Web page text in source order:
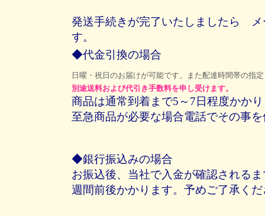
発送手続きが完了いたしましたら メ
す。
◆代金引換の場合
日曜・祝日のお届けが可能です。また配達時間帯の指
別途送料および代引き手数料を申し受けます。
商品は通常到着まで5～7日程度かか
至急商品が必要な場合電話でその事
◆銀行振込みの場合
お振込後、当社で入金が確認される
週間前後かかります。予めご了承く